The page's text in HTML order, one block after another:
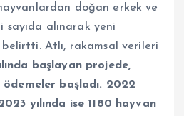
doğan erkek ve
alınarak yeni
Atlı, rakamsal verileri
başlayan projede,
başladı. 2022
yılında ise 1180 hayvan